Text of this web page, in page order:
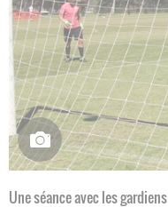
Une séance avec les gardiens